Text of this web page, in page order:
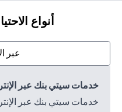
أنواع
عبر
خدمات سيتي بنك عبر
خدمات سيتي بنك عبر